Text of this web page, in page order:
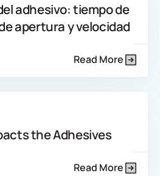
adhesivo: tiempo de
apertura y velocidad
Read More
the Adhesives
Read More